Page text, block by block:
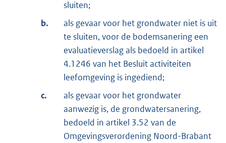
sluiten;
b.
als gevaar voor het grondwater niet is uit
te sluiten, voor de bodemsanering een
evaluatieverslag als bedoeld in artikel
4.1246 van het Besluit activiteiten
leefomgeving is ingediend;
c.
als gevaar voor het grondwater
aanwezig is, de grondwatersanering,
bedoeld in artikel 3.52 van de
Omgevingsverordening Noord-Brabant